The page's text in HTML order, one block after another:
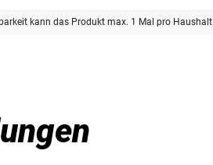
kann das Produkt max. 1 Mal pro